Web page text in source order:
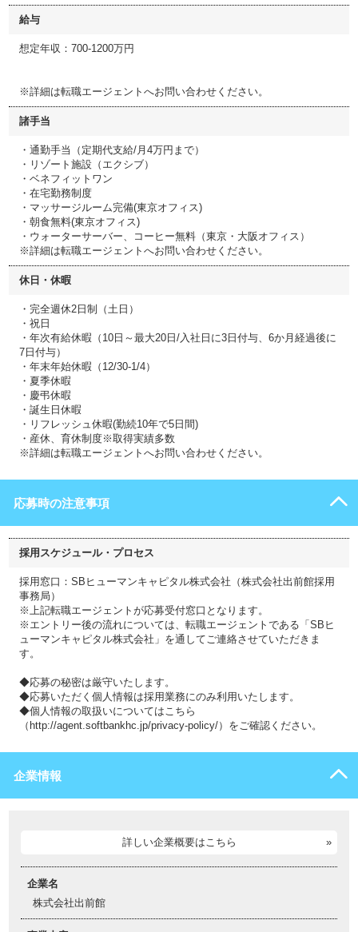
給与
想定年収：700-1200万円
※詳細は転職エージェントへお問い合わせください。
諸手当
・通勤手当（定期代支給/月4万円まで）
・リゾート施設（エクシブ）
・ベネフィットワン
・在宅勤務制度
・マッサージルーム完備(東京オフィス)
・朝食無料(東京オフィス)
・ウォーターサーバー、コーヒー無料（東京・大阪オフィス）
※詳細は転職エージェントへお問い合わせください。
休日・休暇
・完全週休2日制（土日）
・祝日
・年次有給休暇（10日～最大20日/入社日に3日付与、6か月経過後に
7日付与）
・年末年始休暇（12/30-1/4）
・夏季休暇
・慶弔休暇
・誕生日休暇
・リフレッシュ休暇(勤続10年で5日間)
・産休、育休制度※取得実績多数
※詳細は転職エージェントへお問い合わせください。
応募時の注意事項
採用スケジュール・プロセス
採用窓口：SBヒューマンキャピタル株式会社（株式会社出前館採用
事務局）
※上記転職エージェントが応募受付窓口となります。
※エントリー後の流れについては、転職エージェントである「SBヒ
ューマンキャピタル株式会社」を通してご連絡させていただきま
す。
◆応募の秘密は厳守いたします。
◆応募いただく個人情報は採用業務にのみ利用いたします。
◆個人情報の取扱いについてはこちら
（http://agent.softbankhc.jp/privacy-policy/）をご確認ください。
企業情報
詳しい企業概要はこちら
企業名
株式会社出前館